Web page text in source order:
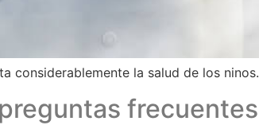
considerablemente la salud de los ninos.
frecuentes​